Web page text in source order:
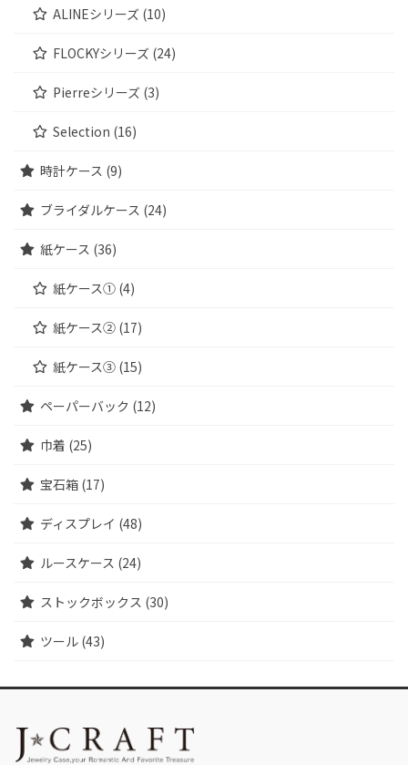
ALINEシリーズ (10)
FLOCKYシリーズ (24)
Pierreシリーズ (3)
Selection (16)
時計ケース (9)
ブライダルケース (24)
紙ケース (36)
紙ケース① (4)
紙ケース② (17)
紙ケース③ (15)
ペーパーバック (12)
巾着 (25)
宝石箱 (17)
ディスプレイ (48)
ルースケース (24)
ストックボックス (30)
ツール (43)